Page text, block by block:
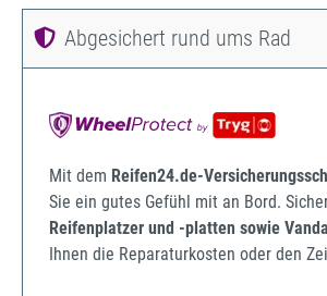
Abgesichert rund ums Rad
Mit dem Reifen24.de-
Sie ein gutes Gefühl mit an Bord.
Reifenplatzer und -platten sowie
Ihnen die Reparaturkosten oder den